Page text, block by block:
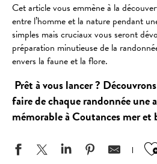
Cet article vous emmène à la
entre l’homme et la nature pendant
simples mais cruciaux vous seront
préparation minutieuse de la
envers la faune et la flore.
Prêt à vous lancer ?
faire de chaque randonnée une
mémorable à Coutances mer et